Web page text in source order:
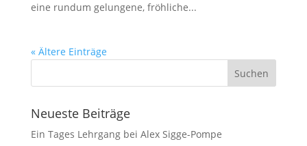
eine rundum gelungene, fröhliche...
« Ältere Einträge
Neueste Beiträge
Ein Tages Lehrgang bei Alex Sigge-Pompe